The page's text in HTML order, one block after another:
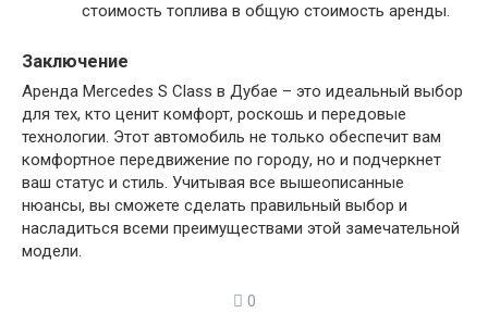
стоимость топлива в общую стоимость аренды.
Заключение
Аренда Mercedes S Class в Дубае – это идеальный выбор
для тех, кто ценит комфорт, роскошь и передовые
технологии. Этот автомобиль не только обеспечит вам
комфортное передвижение по городу, но и подчеркнет
ваш статус и стиль. Учитывая все вышеописанные
нюансы, вы сможете сделать правильный выбор и
насладиться всеми преимуществами этой замечательной
модели.
0